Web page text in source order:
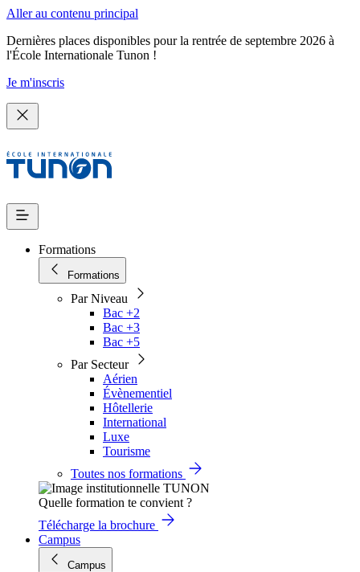
Aller au contenu principal
Dernières places disponibles pour la rentrée de septembre 2026 à
l'École Internationale Tunon !
Je m'inscris
Formations
Formations
Par Niveau
Bac +2
Bac +3
Bac +5
Par Secteur
Aérien
Évènementiel
Hôtellerie
International
Luxe
Tourisme
Toutes nos formations
Quelle formation te convient ?
Télécharge la brochure
Campus
Campus